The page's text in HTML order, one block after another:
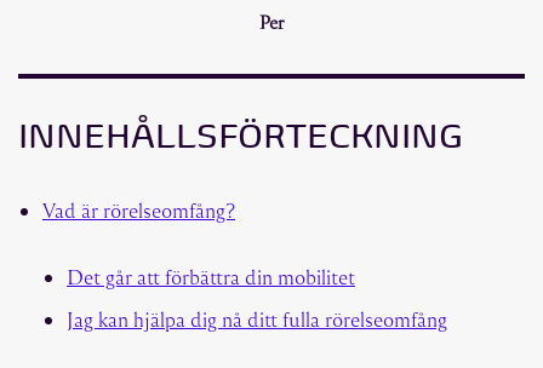
Per
INNEHÅLLSFÖRTECKNING
Vad är rörelseomfång?
Det går att förbättra din mobilitet
Jag kan hjälpa dig nå ditt fulla rörelseomfång